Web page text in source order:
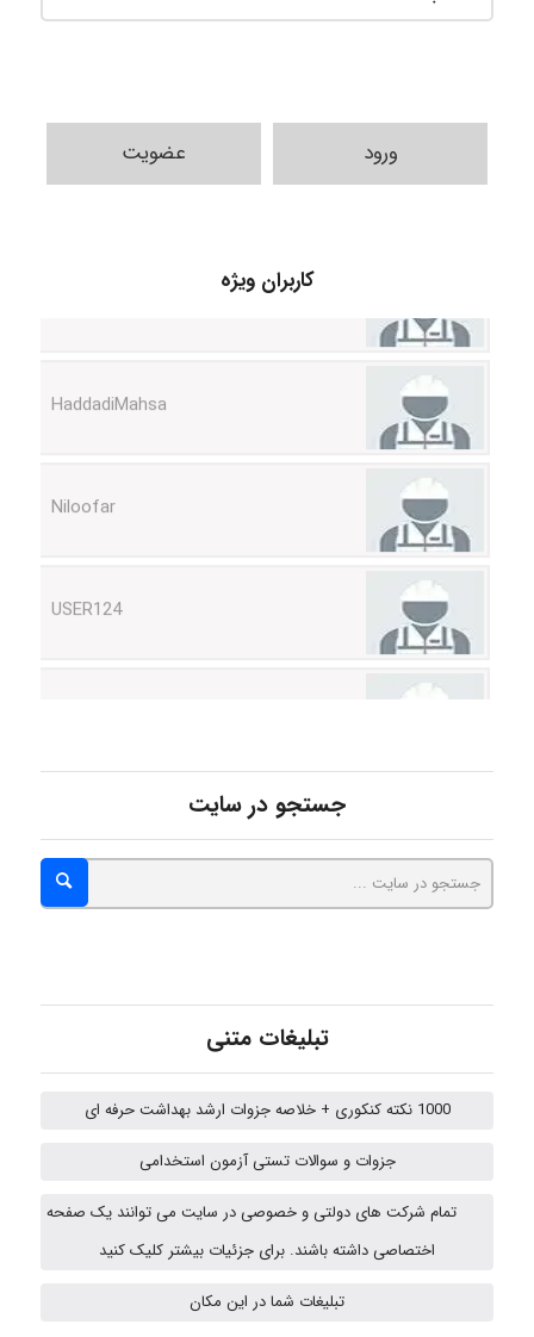
ورود عضویت
کاربران ویژه
abolfazlkoshehe
abolfazlkoshehe
fatima
جستجو در سایت
تبلیغات متنی
1000 نکته کنکوری + خلاصه جزوات ارشد بهداشت حرفه ای
جزوات و سوالات تستی آزمون استخدامی
تمام شرکت های دولتی و خصوصی در سایت می توانند یک صفحه
اختصاصی داشته باشند. برای جزئیات بیشتر کلیک کنید
تبلیغات شما در این مکان